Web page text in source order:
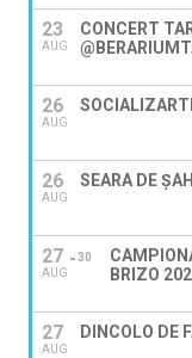
23
AUG
CONCERT
26
AUG
26
AUG
SEARA DE
27
AUG
30
BRIZO
27
AUG
DINCOLO DE